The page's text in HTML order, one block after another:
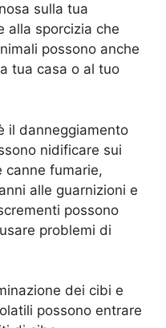
sulla tua
alla sporcizia che
possono anche
tua casa o al tuo
il danneggiamento
nidificare sui
canne fumarie,
alle guarnizioni e
possono
problemi di
dei cibi e
possono entrare